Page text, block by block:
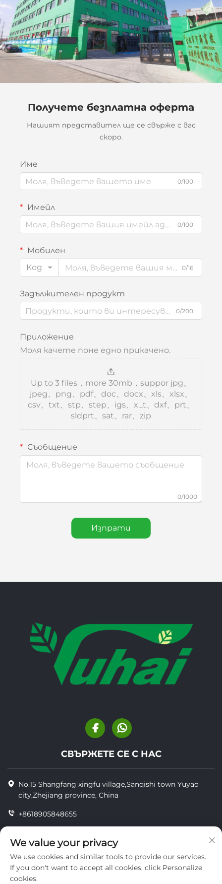
Получете безплатна оферта
Нашият представител ще се свърже с вас
скоро.
Име
0/100
Имейл
0/100
Мобилен
Код
0/16
Задължителен продукт
0/200
Приложение
Моля качете поне едно прикачено.
Up to 3 files，more 30mb，suppor jpg、
jpeg、png、pdf、doc、docx、xls、xlsx、
csv、txt、stp、step、igs、x_t、dxf、prt、
sldprt、sat、rar、zip
Съобщение
0/1000
Изпрати
СВЪРЖЕТЕ СЕ С НАС
No.15 Shangfang xingfu village,Sanqishi town Yuyao
city,Zhejiang province, China
+8618905848655
[email protected]
We value your privacy
We use cookies and similar tools to provide our services.
If you don't want to accept all cookies, click Personalize
cookies.